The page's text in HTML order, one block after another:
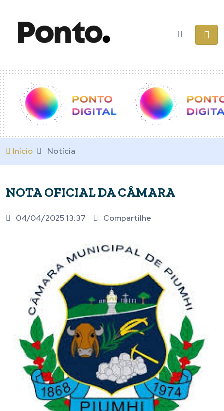
Início Notícia
NOTA OFICIAL DA CÂMARA
04/04/2025 13:37 Compartilhe